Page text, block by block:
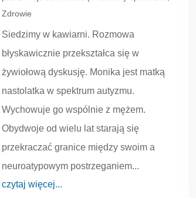
Zdrowie
Siedzimy w kawiarni. Rozmowa
błyskawicznie przekształca się w
żywiołową dyskusję. Monika jest matką
nastolatka w spektrum autyzmu.
Wychowuje go wspólnie z mężem.
Obydwoje od wielu lat starają się
przekraczać granice między swoim a
neuroatypowym postrzeganiem...
czytaj więcej...